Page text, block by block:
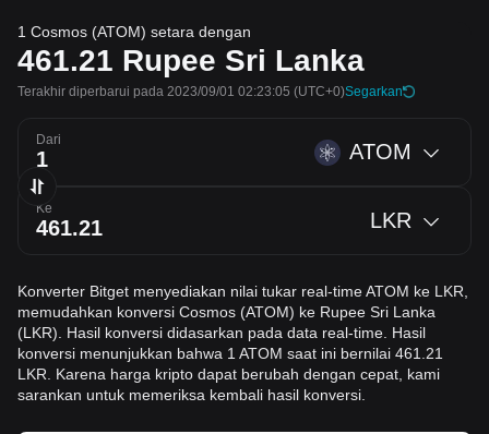
1 Cosmos (ATOM) setara dengan
461.21 Rupee Sri Lanka
Terakhir diperbarui pada 2023/09/01 02:23:05 (UTC+0)Segarkan
Dari ATOM
Ke LKR
Konverter Bitget menyediakan nilai tukar real-time ATOM ke LKR,
memudahkan konversi Cosmos (ATOM) ke Rupee Sri Lanka
(LKR). Hasil konversi didasarkan pada data real-time. Hasil
konversi menunjukkan bahwa 1 ATOM saat ini bernilai 461.21
LKR. Karena harga kripto dapat berubah dengan cepat, kami
sarankan untuk memeriksa kembali hasil konversi.